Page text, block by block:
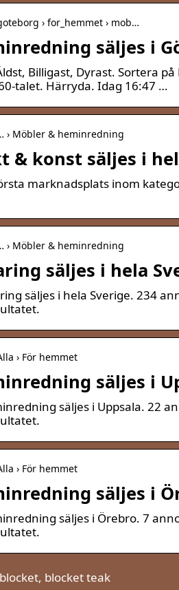
› for_hemmet › mob…
säljes i
Billigast, Dyrast. Sortera
talet. Härryda. Idag 16:47 …
› Möbler & heminredning
& konst säljes i
marknadsplats inom
› Möbler & heminredning
säljes i hela
säljes i hela Sverige. 234
› För hemmet
säljes i
säljes i Uppsala. 22
› För hemmet
säljes i
säljes i Örebro. 7
blocket teak